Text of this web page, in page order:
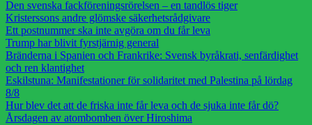
Den svenska fackföreningsrörelsen – en tandlös tiger
Kristerssons andre glömske säkerhetsrådgivare
Ett postnummer ska inte avgöra om du får leva
Trump har blivit fyrstjärnig general
Bränderna i Spanien och Frankrike: Svensk byråkrati, senfärdighet
och ren klantighet
Eskilstuna: Manifestationer för solidaritet med Palestina på lördag
8/8
Hur blev det att de friska inte får leva och de sjuka inte får dö?
Årsdagen av atombomben över Hiroshima